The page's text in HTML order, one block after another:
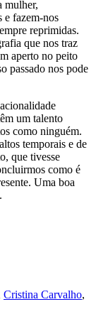
mulher,
e fazem-nos
reprimidas.
que nos traz
aperto no peito
passado nos pode
um talento
como ninguém.
temporais e de
que tivesse
como é
Uma boa
Cristina Carvalho,